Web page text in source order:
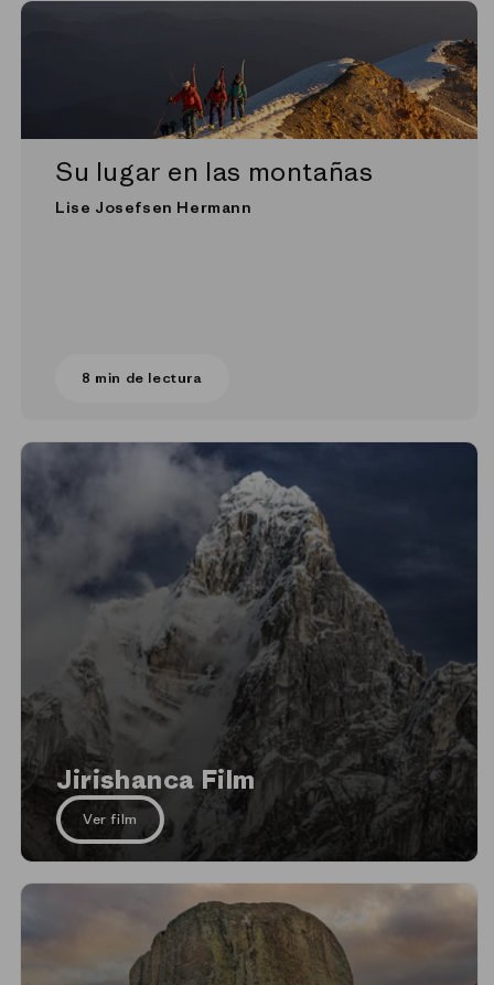
Su lugar en las montañas
Lise Josefsen Hermann
8 min de lectura
Jirishanca Film
Ver film